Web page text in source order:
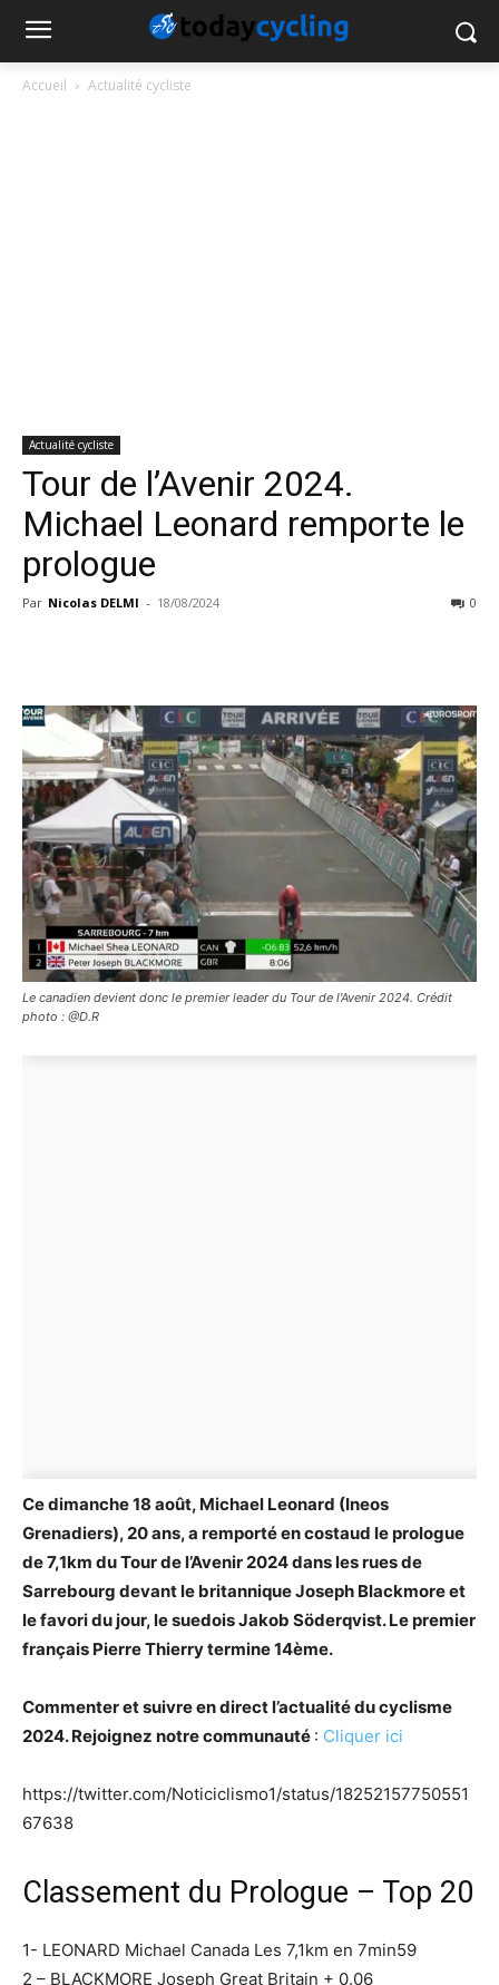
Accueil Actualité cycliste
Actualité cycliste
Tour de l’Avenir 2024.
Michael Leonard remporte le
prologue
Par Nicolas DELMI - 18/08/2024 0
Le canadien devient donc le premier leader du Tour de l'Avenir 2024. Crédit
photo : @D.R
Ce dimanche 18 août, Michael Leonard (Ineos
Grenadiers), 20 ans, a remporté en costaud le prologue
de 7,1km du Tour de l’Avenir 2024 dans les rues de
Sarrebourg devant le britannique Joseph Blackmore et
le favori du jour, le suedois Jakob Söderqvist. Le premier
français Pierre Thierry termine 14ème.
Commenter et suivre en direct l’actualité du cyclisme
2024. Rejoignez notre communauté : Cliquer ici
https://twitter.com/Noticiclismo1/status/18252157750551
67638
Classement du Prologue – Top 20
1- LEONARD Michael Canada Les 7,1km en 7min59
2 – BLACKMORE Joseph Great Britain + 0.06